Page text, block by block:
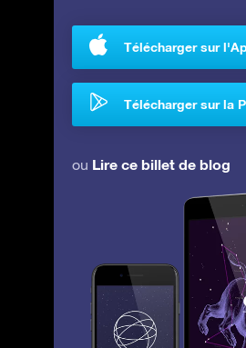
Télécharger sur
Télécharger sur la
ou Lire ce billet de blog